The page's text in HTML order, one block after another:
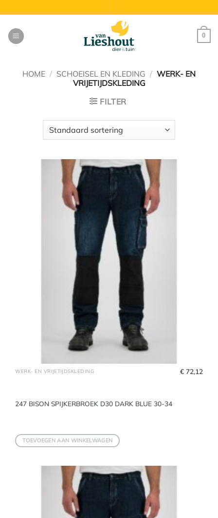
naar
inhoud
0
HOME / SCHOEISEL EN KLEDING / WERK- EN
VRIJETIJDSKLEDING
FILTER
WERK- EN VRIJETIJDSKLEDING
247 BISON SPIJKERBROEK D30 DARK BLUE 30-34
€ 72,12
TOEVOEGEN AAN WINKELWAGEN